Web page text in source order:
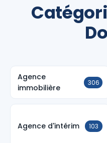
Agence
immobilière
306
Agence d'intérim 103